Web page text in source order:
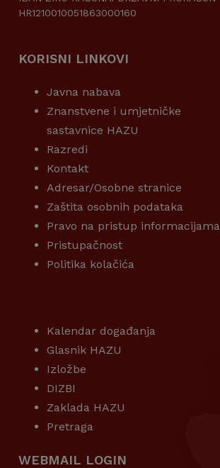
HR1210010051863000160
KORISNI LINKOVI
Javna nabava
Znanstvene i umjetničke
sastavnice HAZU
Razredi
Kontakt
Adresar/Osobne stranice
Zaštita osobnih podataka
Pravo na pristup informacijama
Pristupačnost
Politika kolačića
Kalendar događanja
Glasnik HAZU
Izložbe
DIZBI
Zaklada HAZU
Pretraga
WEBMAIL LOGIN